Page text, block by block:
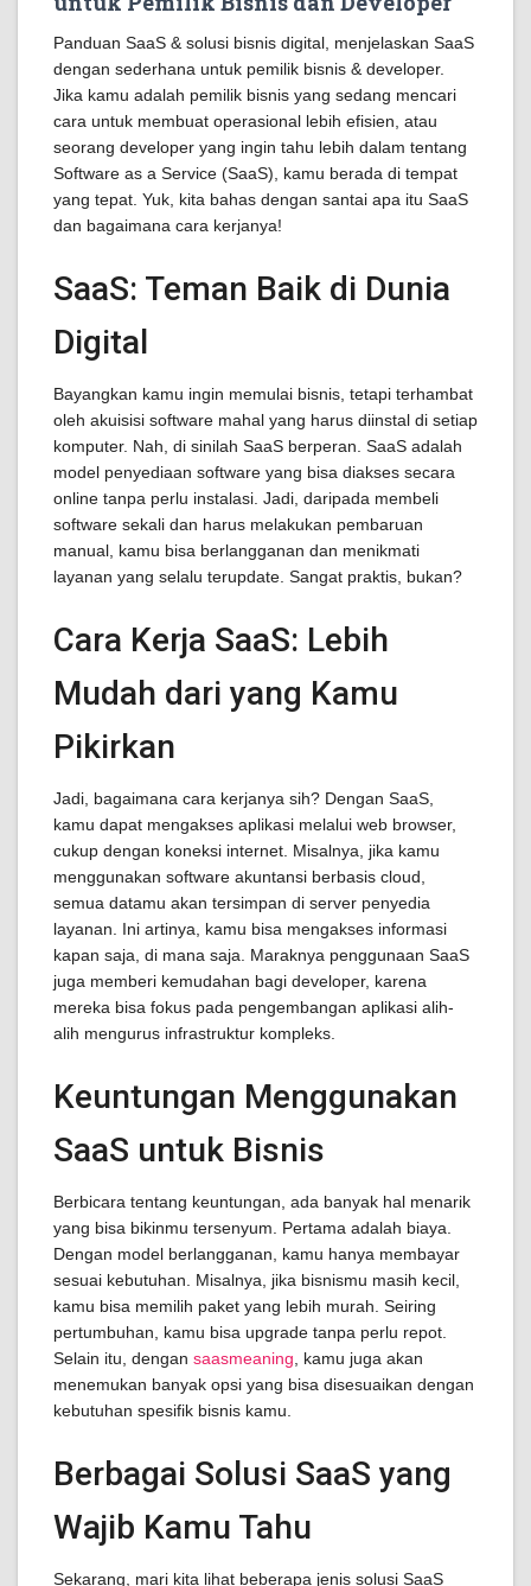
Panduan SaaS & solusi bisnis digital, menjelaskan SaaS
dengan sederhana untuk pemilik bisnis & developer.
Jika kamu adalah pemilik bisnis yang sedang mencari
cara untuk membuat operasional lebih efisien, atau
seorang developer yang ingin tahu lebih dalam tentang
Software as a Service (SaaS), kamu berada di tempat
yang tepat. Yuk, kita bahas dengan santai apa itu SaaS
dan bagaimana cara kerjanya!
SaaS: Teman Baik di Dunia
Digital
Bayangkan kamu ingin memulai bisnis, tetapi terhambat
oleh akuisisi software mahal yang harus diinstal di setiap
komputer. Nah, di sinilah SaaS berperan. SaaS adalah
model penyediaan software yang bisa diakses secara
online tanpa perlu instalasi. Jadi, daripada membeli
software sekali dan harus melakukan pembaruan
manual, kamu bisa berlangganan dan menikmati
layanan yang selalu terupdate. Sangat praktis, bukan?
Cara Kerja SaaS: Lebih
Mudah dari yang Kamu
Pikirkan
Jadi, bagaimana cara kerjanya sih? Dengan SaaS,
kamu dapat mengakses aplikasi melalui web browser,
cukup dengan koneksi internet. Misalnya, jika kamu
menggunakan software akuntansi berbasis cloud,
semua datamu akan tersimpan di server penyedia
layanan. Ini artinya, kamu bisa mengakses informasi
kapan saja, di mana saja. Maraknya penggunaan SaaS
juga memberi kemudahan bagi developer, karena
mereka bisa fokus pada pengembangan aplikasi alih-
alih mengurus infrastruktur kompleks.
Keuntungan Menggunakan
SaaS untuk Bisnis
Berbicara tentang keuntungan, ada banyak hal menarik
yang bisa bikinmu tersenyum. Pertama adalah biaya.
Dengan model berlangganan, kamu hanya membayar
sesuai kebutuhan. Misalnya, jika bisnismu masih kecil,
kamu bisa memilih paket yang lebih murah. Seiring
pertumbuhan, kamu bisa upgrade tanpa perlu repot.
Selain itu, dengan saasmeaning , kamu juga akan
menemukan banyak opsi yang bisa disesuaikan dengan
kebutuhan spesifik bisnis kamu.
Berbagai Solusi SaaS yang
Wajib Kamu Tahu
Sekarang, mari kita lihat beberapa jenis solusi SaaS